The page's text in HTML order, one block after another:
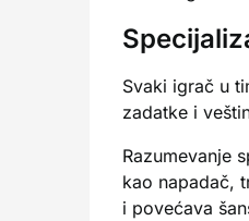
Svaki igrač u
zadatke i
Razumevanje
kao napadač,
i povećava